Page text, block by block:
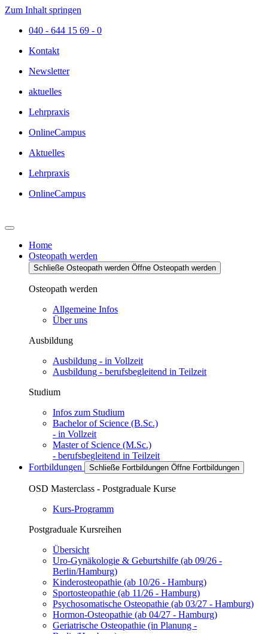
Zum Inhalt springen
040 - 644 15 69 - 0
Kontakt
Newsletter
aktuelles
Lehrpraxis
OnlineCampus
Aktuelles
Lehrpraxis
OnlineCampus
Home
Osteopath werden
Schließe Osteopath werden Öffne Osteopath werden
Osteopath werden
Allgemeine Infos
Über uns
Ausbildung
Ausbildung - in Vollzeit
Ausbildung - berufsbegleitend in Teilzeit
Studium
Infos zum Studium
Bachelor of Science (B.Sc.)
- in Vollzeit
Master of Science (M.Sc.)
- berufsbegleitend in Teilzeit
Fortbildungen
Schließe Fortbildungen Öffne Fortbildungen
OSD Masterclass - Postgraduale Kurse
Kurs-Programm
Postgraduale Kursreihen
Übersicht
Uro-Gynäkologie & Geburtshilfe (ab 09/26 -
Berlin/Hamburg)
Kinderosteopathie (ab 10/26 - Hamburg)
Sportosteopathie (ab 11/26 - Hamburg)
Psychosomatische Osteopathie (ab 03/27 - Hamburg)
Hormon-Osteopathie (ab 04/27 - Hamburg)
Geriatrische Osteopathie (in Planung -